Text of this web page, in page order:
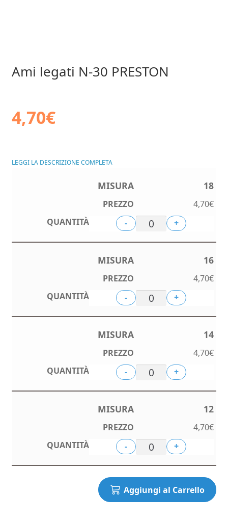
Ami legati N-30 PRESTON
4,70€
LEGGI LA DESCRIZIONE COMPLETA
18
4,70€
-
+
16
4,70€
-
+
14
4,70€
-
+
12
4,70€
-
+
Aggiungi al Carrello